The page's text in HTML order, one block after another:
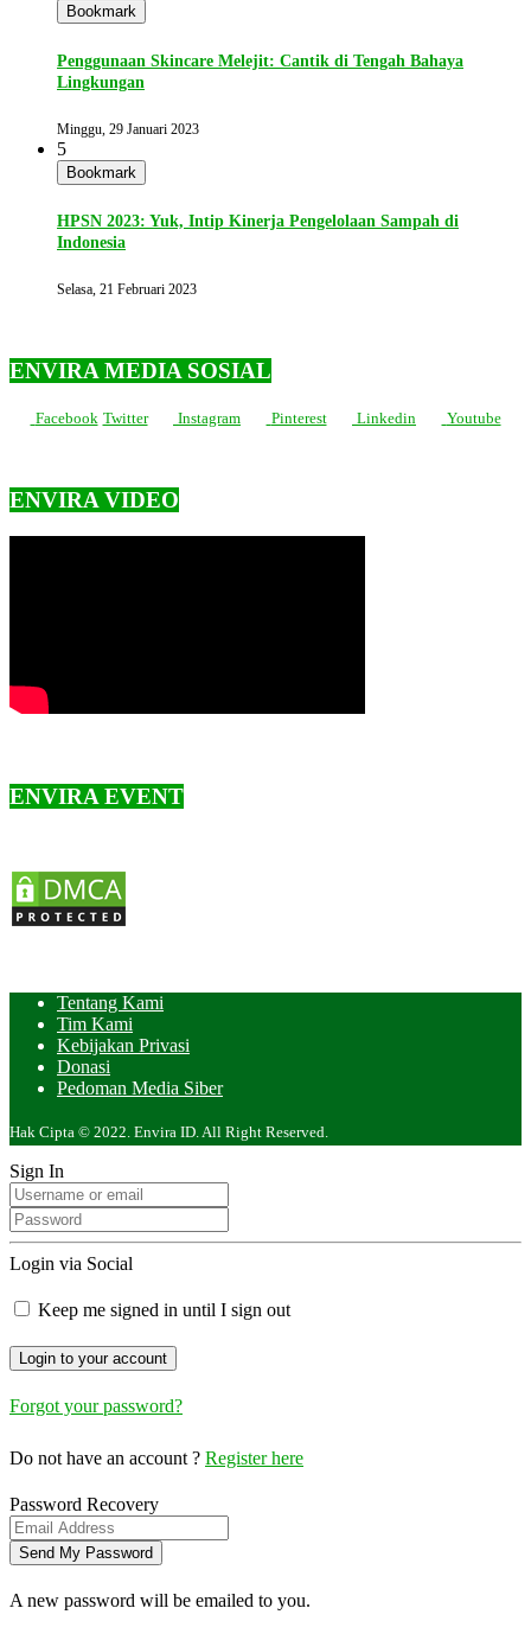
Bookmark
Penggunaan Skincare Melejit: Cantik di Tengah Bahaya
Lingkungan
Minggu, 29 Januari 2023
5
Bookmark
HPSN 2023: Yuk, Intip Kinerja Pengelolaan Sampah di
Indonesia
Selasa, 21 Februari 2023
ENVIRA MEDIA SOSIAL
Facebook Twitter Instagram Pinterest Linkedin Youtube
ENVIRA VIDEO
ENVIRA EVENT
Tentang Kami
Tim Kami
Kebijakan Privasi
Donasi
Pedoman Media Siber
Hak Cipta © 2022. Envira ID. All Right Reserved.
Sign In
Login via Social
Keep me signed in until I sign out
Forgot your password?
Do not have an account ? Register here
Password Recovery
A new password will be emailed to you.